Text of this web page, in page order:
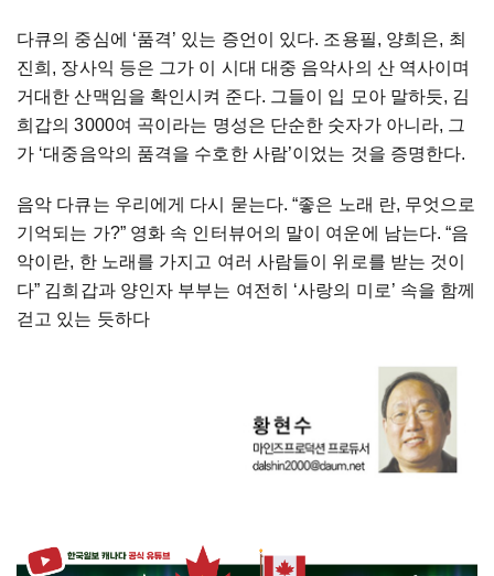
다큐의 중심에 ‘품격’ 있는 증언이 있다. 조용필, 양희은, 최
진희 , 장사익 등은 그가 이 시대 대중 음악사의 산 역사이며
거대한 산맥임을 확인시켜 준다. 그들이 입 모아 말하듯, 김
희갑의 3000여 곡이라는 명성은 단순한 숫자가 아니라, 그
가 ‘대중음악의 품격을 수호한 사람’이었는 것을 증명한다.
음악 다큐는 우리에게 다시 묻는다. “좋은 노래 란, 무엇으로
기억되는 가?” 영화 속 인터뷰어의 말이 여운에 남는다. “음
악이란, 한 노래를 가지고 여러 사람들이 위로를 받는 것이
다” 김희갑과 양인자 부부는 여전히 ‘사랑의 미로’ 속을 함께
걷고 있는 듯하다